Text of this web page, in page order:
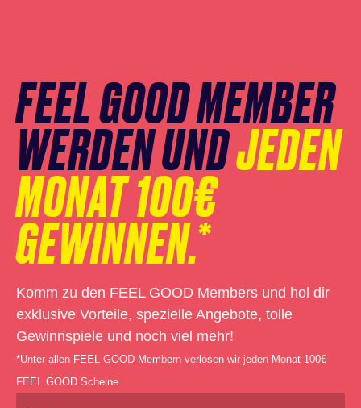
FEEL GOOD MEMBER
WERDEN UNDJEDEN
MONAT 100€
GEWINNEN.*
Komm zu den FEEL GOOD Members und hol dir
exklusive Vorteile, spezielle Angebote, tolle
Gewinnspiele und noch viel mehr!
*Unter allen FEEL GOOD Membern verlosen wir jeden Monat 100€
FEEL GOOD Scheine.